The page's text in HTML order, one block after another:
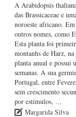
A Arabidopsis
das Brassicaceae e
noroeste africano.
outros nomes, como
Esta planta foi
montanhs de Harz,
planta anual e possui
semanas. A sua
Portugal, entre
sem crescimento
por estímulos, …
Margarida Silva